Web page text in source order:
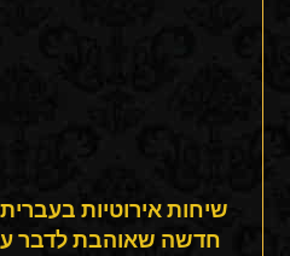
שיחות אירוטיות
חדשה שאוהבת לדבר